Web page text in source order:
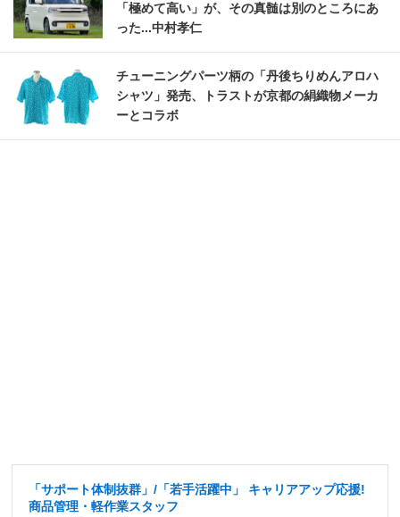
「極めて高い」が、その真髄は別のところにあ
った...中村孝仁
チューニングパーツ柄の「丹後ちりめんアロハ
シャツ」発売、トラストが京都の絹織物メーカ
ーとコラボ
「サポート体制抜群」/「若手活躍中」 キャリアアップ応援!
商品管理・軽作業スタッフ